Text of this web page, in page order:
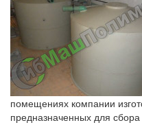
помещениях компании
предназначенных для